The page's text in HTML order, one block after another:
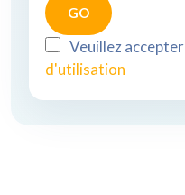
Veuillez accepter
d'utilisation